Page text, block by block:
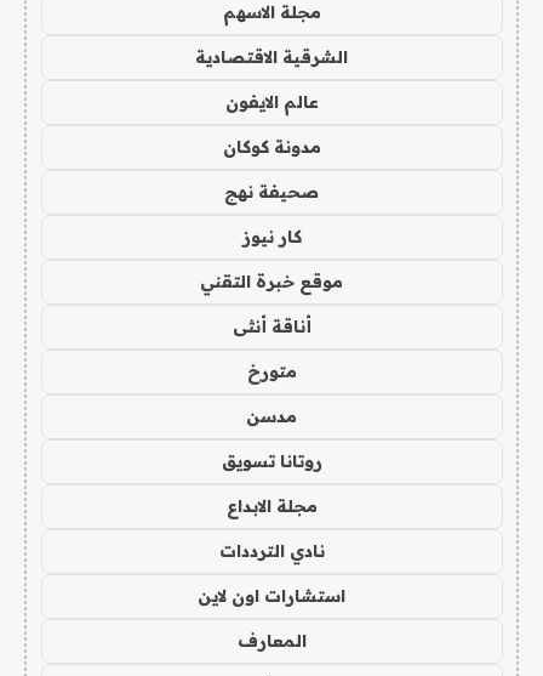
مجلة الاسهم
الشرقية الاقتصادية
عالم الايفون
مدونة كوكان
صحيفة نهج
كار نيوز
موقع خبرة التقني
أناقة أنثى
متورخ
مدسن
روتانا تسويق
مجلة الابداع
نادي الترددات
استشارات اون لاين
المعارف